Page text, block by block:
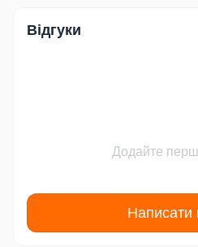
Відгуки
Додайте
Написати